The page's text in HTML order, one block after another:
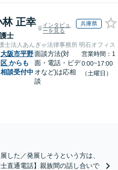
林 正幸
士
インタビュ
ーを見る
兵庫県
士法人あんぎゃ法律事務所 明石オフィス
大阪市平野
区 からも
相談受付中
面談方法(対
面・電話・ビデ
オなど)は応相
談
営業時間：1
0:00~17:00
（土曜日）
した／発展しそうという方は、
直通電話】親族間の話し合いで